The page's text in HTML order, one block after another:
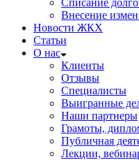
Списание
Внесение
Новости ЖКХ
Статьи
О нас
Клиенты
Отзывы
Специалисты
Выигранные
Наши партнеры
Грамоты,
Публичная
Лекции,